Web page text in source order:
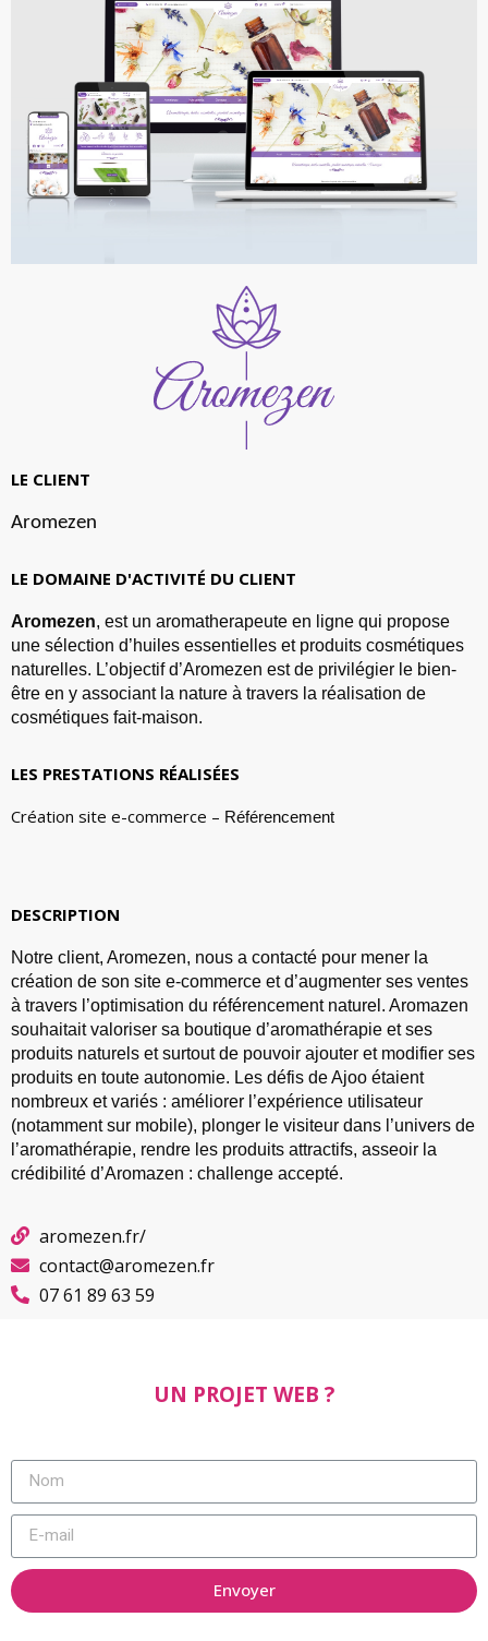
LE CLIENT
Aromezen
LE DOMAINE D'ACTIVITÉ DU CLIENT
Aromezen, est un aromatherapeute en ligne qui propose
une sélection d’huiles essentielles et produits cosmétiques
naturelles. L’objectif d’Aromezen est de privilégier le bien-
être en y associant la nature à travers la réalisation de
cosmétiques fait-maison.
LES PRESTATIONS RÉALISÉES
Création site e-commerce – Référencement
DESCRIPTION
Notre client, Aromezen, nous a contacté pour mener la
création de son site e-commerce et d’augmenter ses ventes
à travers l’optimisation du référencement naturel. Aromazen
souhaitait valoriser sa boutique d’aromathérapie et ses
produits naturels et surtout de pouvoir ajouter et modifier ses
produits en toute autonomie. Les défis de Ajoo étaient
nombreux et variés : améliorer l’expérience utilisateur
(notamment sur mobile), plonger le visiteur dans l’univers de
l’aromathérapie, rendre les produits attractifs, asseoir la
crédibilité d’Aromazen : challenge accepté.
aromezen.fr/
contact@aromezen.fr
07 61 89 63 59
UN PROJET WEB ?
Envoyer